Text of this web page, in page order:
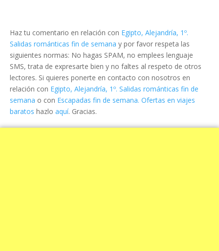
Haz tu comentario en relación con Egipto, Alejandría, 1º.
Salidas románticas fin de semana y por favor respeta las
siguientes normas: No hagas SPAM, no emplees lenguaje
SMS, trata de expresarte bien y no faltes al respeto de otros
lectores. Si quieres ponerte en contacto con nosotros en
relación con Egipto, Alejandría, 1º. Salidas románticas fin de
semana o con Escapadas fin de semana. Ofertas en viajes
baratos hazlo aquí. Gracias.